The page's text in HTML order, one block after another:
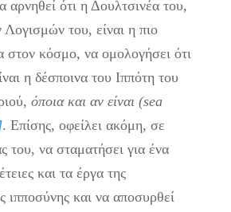
αρνηθεί ότι η Δουλτσινέα του,
του, είναι η πιο
στον κόσμο, να ομολογήσει ότι
η δέσποινα του Ιππότη του
όποια και αν είναι (sea
. Επίσης, οφείλει ακόμη, σε
του, να σταματήσει για ένα
και τα έργα της
ιπποσύνης και να αποσυρθεί